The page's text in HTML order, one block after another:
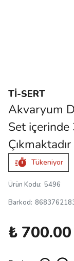
Tİ-SERT
Akvaryum
Set
Çıkmaktadır
Tükeniyor
Ürün Kodu: 5496
Barkod:
₺ 700.00